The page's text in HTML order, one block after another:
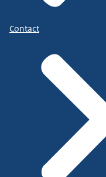
Contact